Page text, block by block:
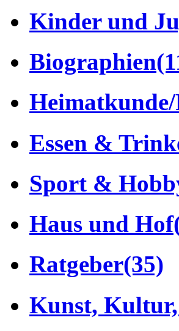
Kinder und
Biographien
Essen &
Sport &
Haus und Hof
Ratgeber(35)
Kunst,